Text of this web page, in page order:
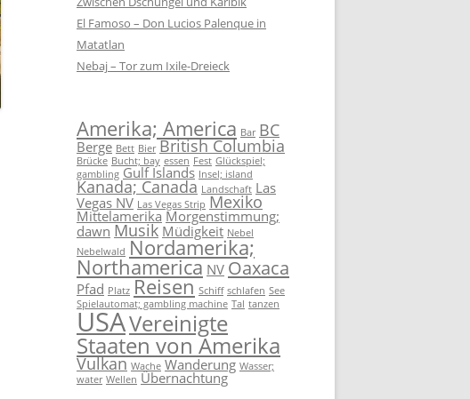
El Famoso – Don Lucios Palenque in
Matatlan
Nebaj – Tor zum Ixile-Dreieck
Amerika; America Bar BC
Berge Bett Bier British Columbia
Brücke Bucht; bay essen Fest Glückspiel;
gambling Gulf Islands Insel; island
Kanada; Canada Landschaft Las
Vegas NV Las Vegas Strip Mexiko
Mittelamerika Morgenstimmung;
dawn Musik Müdigkeit Nebel
Nebelwald Nordamerika;
Northamerica NV Oaxaca
Pfad Platz Reisen Schiff schlafen See
Spielautomat; gambling machine Tal tanzen
USAVereinigte
Staaten von Amerika
Vulkan Wache Wanderung Wasser;
water Wellen Übernachtung